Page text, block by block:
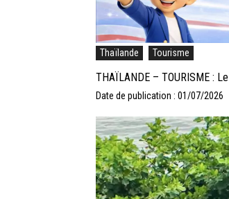
Thaïlande Tourisme
THAÏLANDE – TOURISME :
Date de publication : 01/07/2026